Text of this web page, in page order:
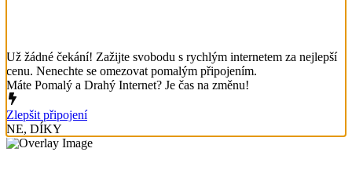
Už žádné čekání! Zažijte svobodu s rychlým internetem za nejlepší
cenu. Nenechte se omezovat pomalým připojením.
Máte Pomalý a Drahý Internet? Je čas na změnu!
Zlepšit připojení
NE, DÍKY